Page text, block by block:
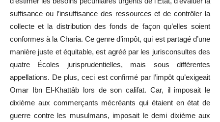
suffisance ou l’insuffisance des ressources et de contrôler la
collecte et la distribution des fonds de façon qu’elles soient
conformes à la Charia. Ce genre d’impôt, qui est partagé d’une
manière juste et équitable, est agréé par les jurisconsultes des
quatre Écoles jurisprudentielles, mais sous différentes
appellations. De plus, ceci est confirmé par l’impôt qu’exigeait
Omar Ibn El-Khattâb lors de son califat. Car, il imposait le
dixième aux commerçants mécréants qui étaient en état de
guerre contre les musulmans, imposait le demi dixième aux